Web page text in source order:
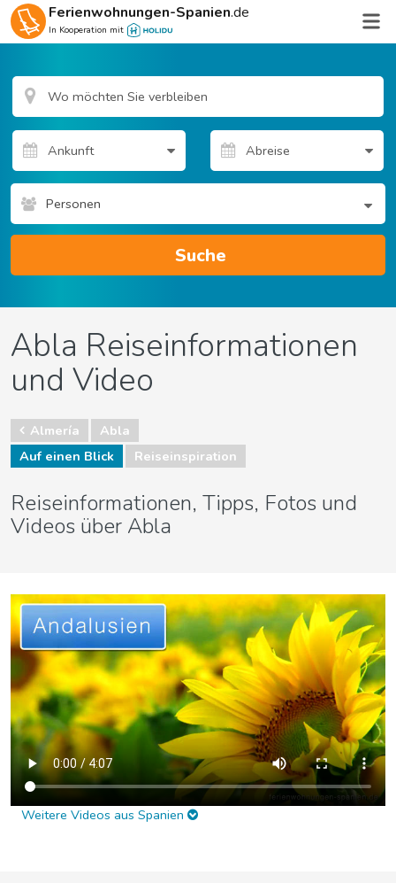
Ferienwohnungen-Spanien.de
In Kooperation mit
Personen
Suche
Abla Reiseinformationen
und Video
Almería
Abla
Auf einen Blick
Reiseinspiration
Reiseinformationen, Tipps, Fotos und
Videos über Abla
Weitere Videos aus Spanien